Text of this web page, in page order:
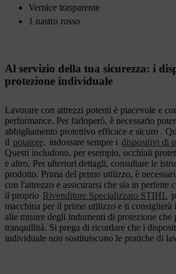
Vernice trasparente
1 nastro rosso
Al servizio della tua sicurezza: i
protezione individuale
Lavorare con attrezzi potenti è piacevole e
performance. Per farloperò, è necessario
abbigliamento protettivo efficace e sicuro .
il potatore, indossare sempre i dispositivi di
Questi includono, per esempio, occhiali
e altro. Per ulteriori dettagli, consultare le
prodotto. Prima del primo utilizzo, è
con l'attrezzo e assicurarsi che sia in perfette
il proprio Rivenditore Specializzato STIHL
macchina per il primo utilizzo e ti consiglierà
alle misure degli indumenti di protezione che
tranquillità. Si prega di ricordare che i
individuale non sostituiscono le pratiche di